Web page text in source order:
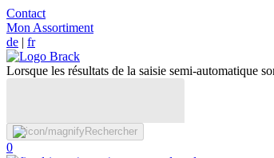
Contact
Mon Assortiment
de | fr
Lorsque les résultats de la saisie semi-automatique
Rechercher
0